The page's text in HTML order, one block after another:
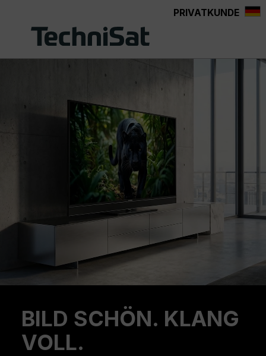
PRIVATKUNDE
BILD SCHÖN. KLANG
VOLL.
Previous